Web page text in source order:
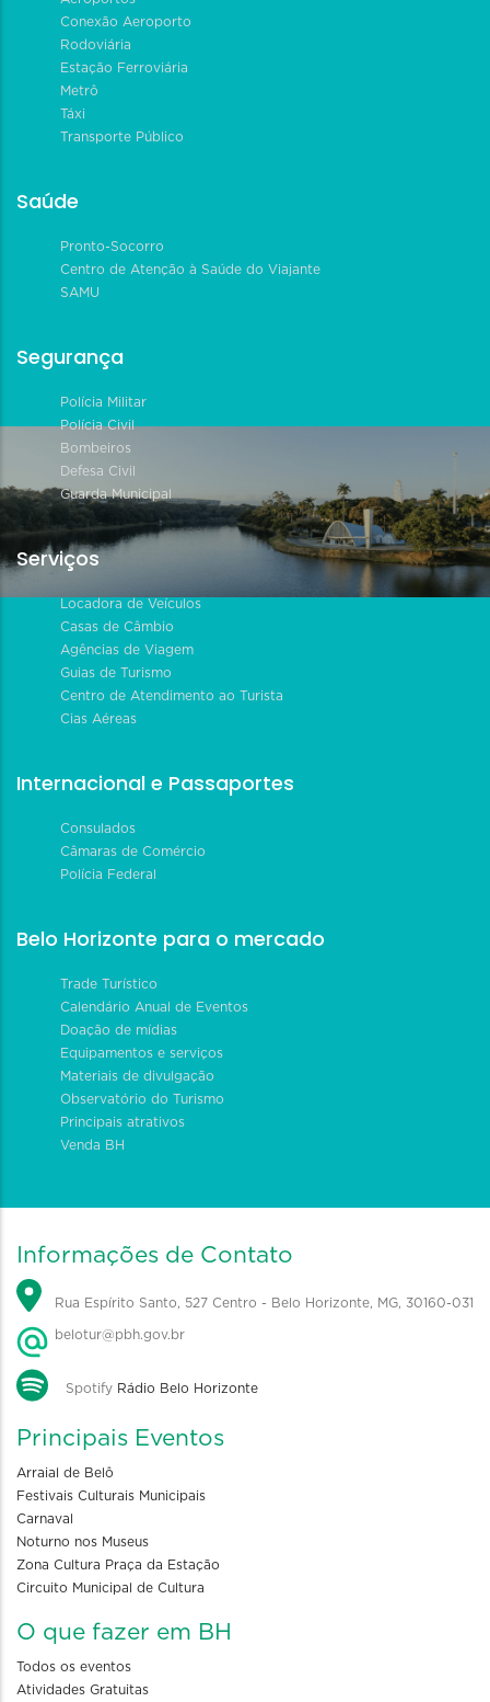
Conexão Aeroporto
Rodoviária
Estação Ferroviária
Metrô
Táxi
Transporte Público
Saúde
Pronto-Socorro
Centro de Atenção à Saúde do Viajante
SAMU
Segurança
Polícia Militar
Polícia Civil
Bombeiros
Defesa Civil
Guarda Municipal
Serviços
Locadora de Veículos
Casas de Câmbio
Agências de Viagem
Guias de Turismo
Centro de Atendimento ao Turista
Cias Aéreas
Internacional e Passaportes
Consulados
Câmaras de Comércio
Polícia Federal
Belo Horizonte para o mercado
Trade Turístico
Calendário Anual de Eventos
Doação de mídias
Equipamentos e serviços
Materiais de divulgação
Observatório do Turismo
Principais atrativos
Venda BH
Informações de Contato
Rua Espírito Santo, 527 Centro - Belo Horizonte, MG, 30160-031
belotur@pbh.gov.br
Spotify Rádio Belo Horizonte
Principais Eventos
Arraial de Belô
Festivais Culturais Municipais
Carnaval
Noturno nos Museus
Zona Cultura Praça da Estação
Circuito Municipal de Cultura
O que fazer em BH
Todos os eventos
Atividades Gratuitas